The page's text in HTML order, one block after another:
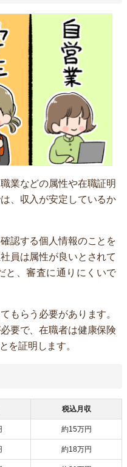
業などの属性や在職証明
、収入が安定しているか
認する個人情報のことを
員は属性が良いとされて
と、審査に通りにくいで
もらう必要があります。
要で、在職者は健康保険
を証明します。
税込月収
約15万円
約18万円